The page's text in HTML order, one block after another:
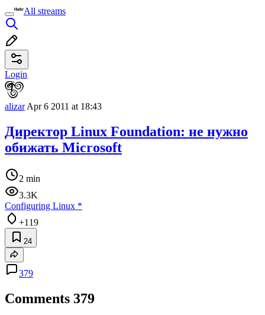
All streams
Login
alizarApr 6 2011 at 18:43
Директор Linux Foundation: не нужно
обижать Microsoft
2 min
3.3K
Configuring Linux *
+119
24
379
Comments 379